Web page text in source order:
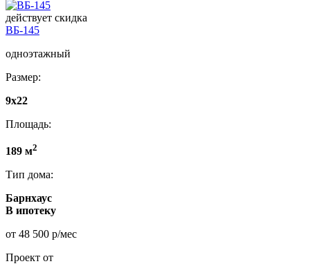
действует скидка
ВБ-145
одноэтажный
Размер:
9x22
Площадь:
189 м2
Тип дома:
Барнхаус
В ипотеку
от 48 500 р/мес
Проект от